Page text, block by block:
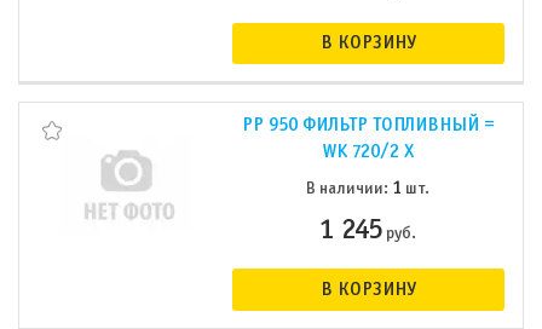
В КОРЗИНУ
PP 950 ФИЛЬТР ТОПЛИВНЫЙ =
WK 720/2 X
В наличии: 1 шт.
1 245 руб.
В КОРЗИНУ